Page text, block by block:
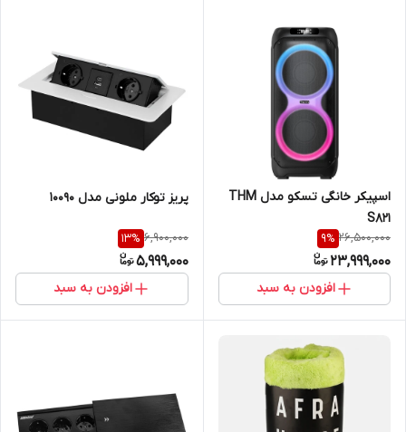
اسپیکر خانگی تسکو مدل THM
S821
26,500,000
9%
23,999,000
افزودن به سبد
پریز توکار ملونی مدل 10090
6,900,000
13%
5,999,000
افزودن به سبد